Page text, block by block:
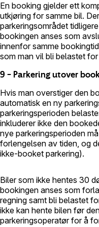
En booking gjelder ett
utkjøring for samme bil.
parkeringsområdet
bookingen anses som
innenfor samme
som man vil bli belastet
9 – Parkering utover
Hvis man overstiger den
automatisk en ny
parkeringsperioden
inkluderer ikke den
nye parkeringsperioden
forlengelsen av tiden, og
ikke-booket parkering).
Biler som ikke hentes 30
bookingen anses som
regning samt bli belastet
ikke kan hente bilen før
parkeringsoperatør for å